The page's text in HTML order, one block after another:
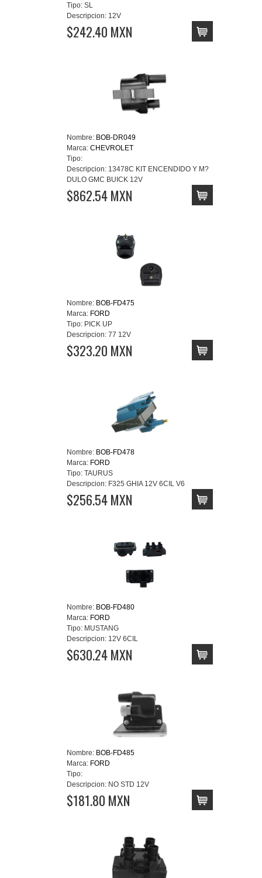
Tipo: SL
Descripcion: 12V
$242.40 MXN
Nombre: BOB-DR049
Marca: CHEVROLET
Tipo:
Descripcion: 13478C KIT ENCENDIDO Y M?
DULO GMC BUICK 12V
$862.54 MXN
Nombre: BOB-FD475
Marca: FORD
Tipo: PICK UP
Descripcion: 77 12V
$323.20 MXN
Nombre: BOB-FD478
Marca: FORD
Tipo: TAURUS
Descripcion: F325 GHIA 12V 6CIL V6
$256.54 MXN
Nombre: BOB-FD480
Marca: FORD
Tipo: MUSTANG
Descripcion: 12V 6CIL
$630.24 MXN
Nombre: BOB-FD485
Marca: FORD
Tipo:
Descripcion: NO STD 12V
$181.80 MXN